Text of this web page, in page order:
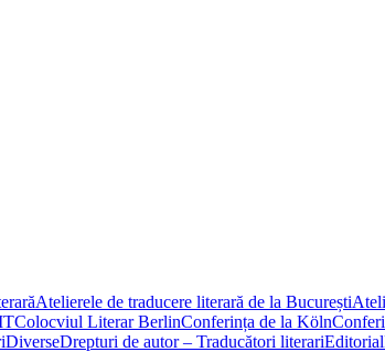
Atelierele de traducere literară de la București
Colocviul Literar BerlinConferința de la Köln
DiverseDrepturi de autor – Traducători literariEditorial